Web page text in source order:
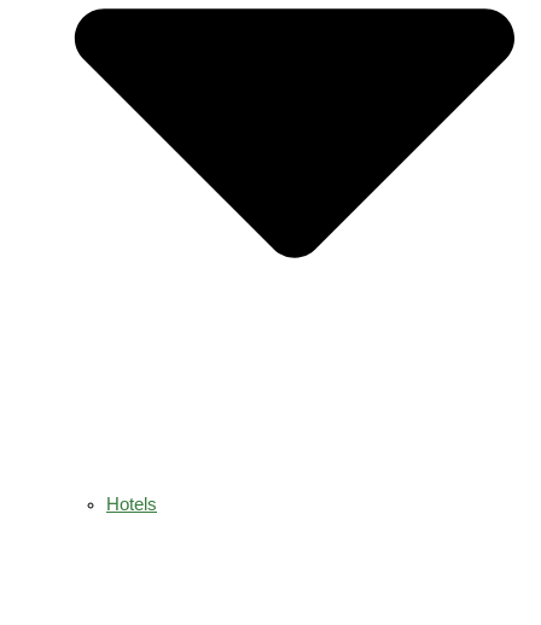
Hotels